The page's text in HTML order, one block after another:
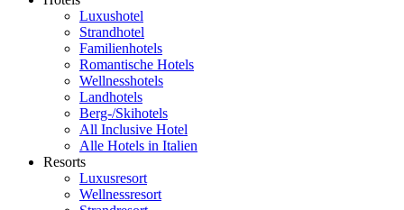
Luxushotel
Strandhotel
Familienhotels
Romantische Hotels
Wellnesshotels
Landhotels
Berg-/Skihotels
All Inclusive Hotel
Alle Hotels in Italien
Resorts
Luxusresort
Wellnessresort